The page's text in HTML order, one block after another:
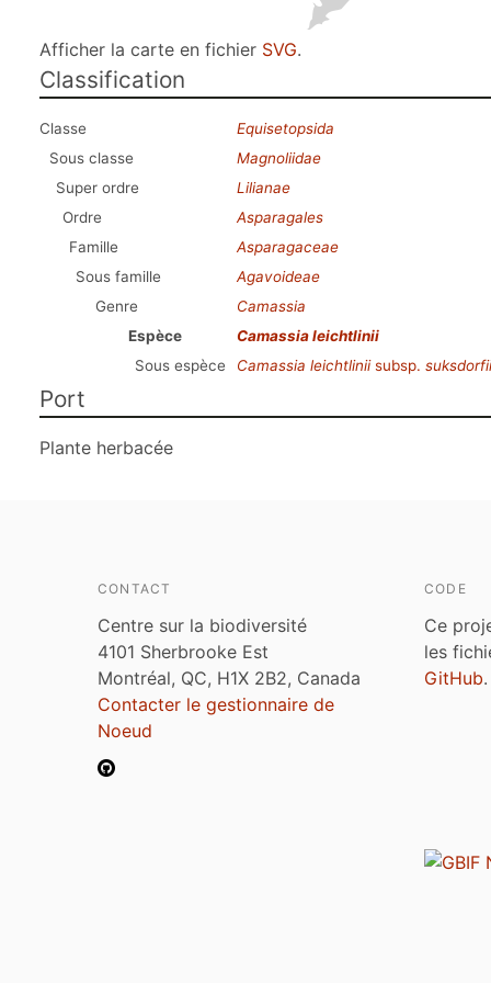
Afficher la carte en fichier SVG.
Classification
Classe
Equisetopsida
Sous classe
Magnoliidae
Super ordre
Lilianae
Ordre
Asparagales
Famille
Asparagaceae
Sous famille
Agavoideae
Genre
Camassia
Espèce
Camassia leichtlinii
Sous espèce
Camassia leichtliniisubsp. suksdorfii
Port
Plante herbacée
CONTACT
Centre sur la biodiversité
4101 Sherbrooke Est
Montréal, QC, H1X 2B2, Canada
Contacter le gestionnaire de
Noeud
CODE
Ce
les
GitHub.